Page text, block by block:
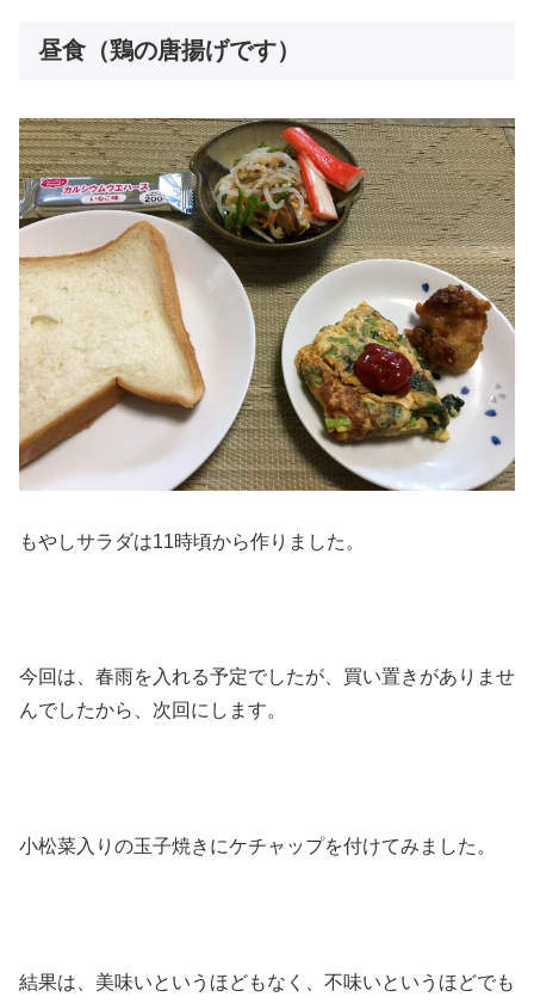
昼食（鶏の唐揚げです）
もやしサラダは11時頃から作りました。
今回は、春雨を入れる予定でしたが、買い置きがありませ
んでしたから、次回にします。
小松菜入りの玉子焼きにケチャップを付けてみました。
結果は、美味いというほどもなく、不味いというほどでも